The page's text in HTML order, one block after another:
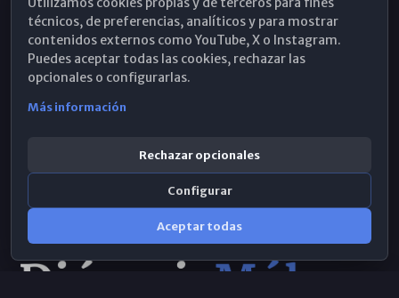
Hemeroteca
WhatsApp
técnicos, de preferencias, analíticos y para mostrar
contenidos externos como YouTube, X o Instagram.
Puedes aceptar todas las cookies, rechazar las
opcionales o configurarlas.
Más información
Rechazar opcionales
Configurar
Aceptar todas